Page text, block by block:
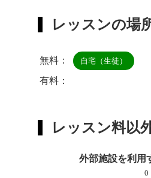
レッスンの場
無料： 自宅（生徒）
有料：
レッスン料以
外部施設を利用
0